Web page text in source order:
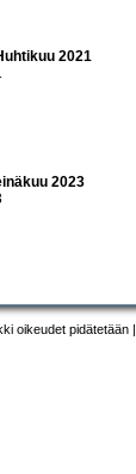
2021
2023
oikeudet pidätetään |